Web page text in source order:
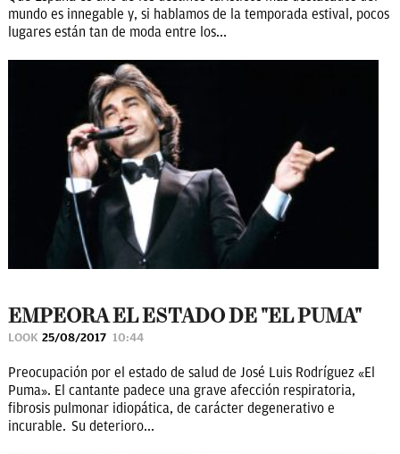
mundo es innegable y, si hablamos de la temporada estival, pocos
lugares están tan de moda entre los...
EMPEORA EL ESTADO DE "EL PUMA"
LOOK 25/08/2017 10:44
Preocupación por el estado de salud de José Luis Rodríguez «El
Puma». El cantante padece una grave afección respiratoria,
fibrosis pulmonar idiopática, de carácter degenerativo e
incurable. Su deterioro...